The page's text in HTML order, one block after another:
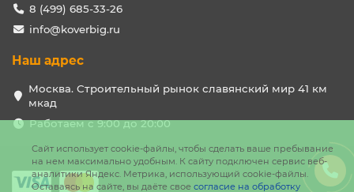
Сайт использует cookie-файлы, чтобы сделать ваше пребывание
на нем максимально удобным. К cайту подключен сервис веб-
аналитики Яндекс. Метрика, использующий cookie-файлы.
Оставаясь на сайте, вы даёте свое согласие на обработку
8 (499) 685-33-26
info@koverbig.ru
Наш адрес
Москва. Строительный рынок славянский мир 41 км
мкад
Работаем с 9:00 до 20:00